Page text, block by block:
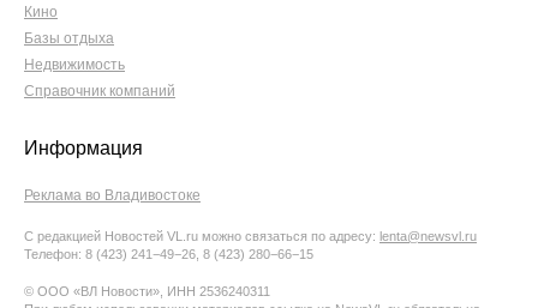
Кино
Базы отдыха
Недвижимость
Справочник компаний
Информация
Реклама во Владивостоке
С редакцией Новостей VL.ru можно связаться по адресу: lenta@newsvl.ru
Телефон: 8 (423) 241−49−26, 8 (423) 280−66−15
© ООО «ВЛ Новости», ИНН 2536240311